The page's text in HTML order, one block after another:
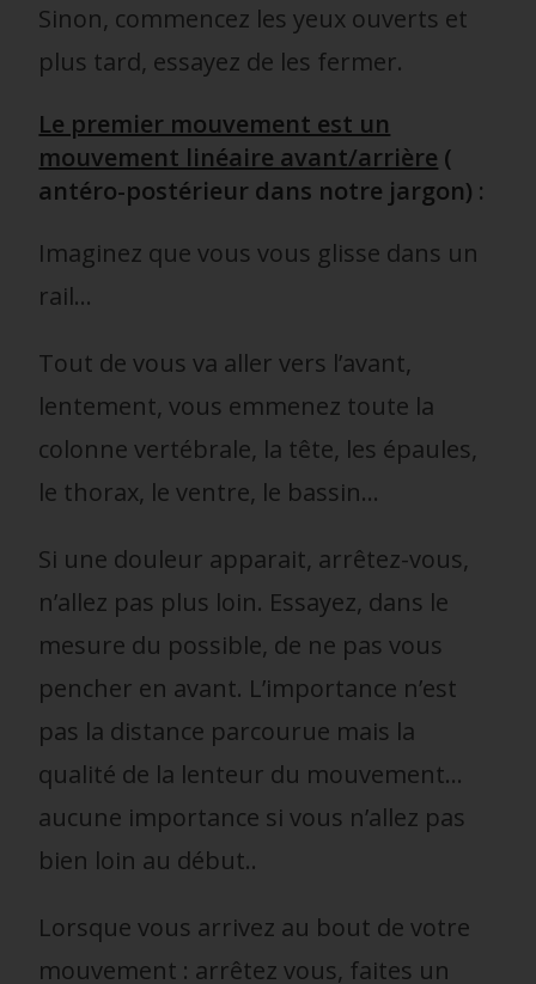
Sinon, commencez les yeux ouverts et
plus tard, essayez de les fermer.
Le premier mouvement est un
mouvement linéaire avant/arrière (
antéro-postérieur dans notre jargon) :
Imaginez que vous vous glisse dans un
rail…
Tout de vous va aller vers l’avant,
lentement, vous emmenez toute la
colonne vertébrale, la tête, les épaules,
le thorax, le ventre, le bassin…
Si une douleur apparait, arrêtez-vous,
n’allez pas plus loin. Essayez, dans le
mesure du possible, de ne pas vous
pencher en avant. L’importance n’est
pas la distance parcourue mais la
qualité de la lenteur du mouvement…
aucune importance si vous n’allez pas
bien loin au début..
Lorsque vous arrivez au bout de votre
mouvement : arrêtez vous, faites un